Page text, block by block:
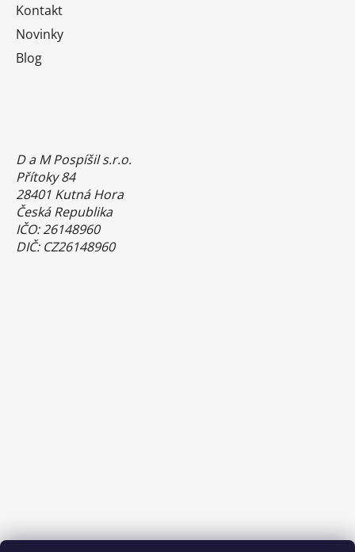
Kontakt
Novinky
Blog
D a M Pospíšil s.r.o.
Přítoky 84
28401 Kutná Hora
Česká Republika
IČO: 26148960
DIČ: CZ26148960